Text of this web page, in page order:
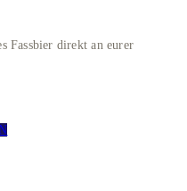
Fassbier direkt an eurer